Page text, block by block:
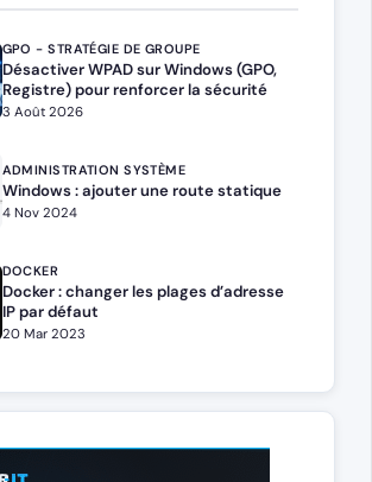
GPO - STRATÉGIE DE GROUPE
Désactiver WPAD sur Windows (GPO,
Registre) pour renforcer la sécurité
3 Août 2026
ADMINISTRATION SYSTÈME
Windows : ajouter une route statique
4 Nov 2024
DOCKER
Docker : changer les plages d’adresse
IP par défaut
20 Mar 2023